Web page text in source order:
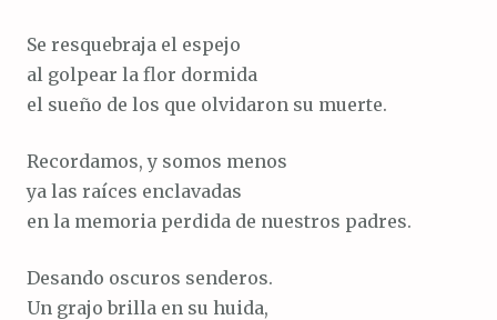
Se resquebraja el espejo
al golpear la flor dormida
el sueño de los que olvidaron su muerte.
Recordamos, y somos menos
ya las raíces enclavadas
en la memoria perdida de nuestros padres.
Desando oscuros senderos.
Un grajo brilla en su huida,